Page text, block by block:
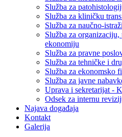
Služba za
Služba za kliničku
Služba za naučno-
Služba za
ekonomiju
Služba za pravne
Služba za tehničke i
Služba za ekonomsko
Služba za javne
Uprava i sekretarijat -
Odsek za internu
Najava događaja
Kontakt
Galerija